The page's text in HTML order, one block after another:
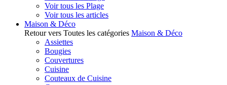
Voir tous les Plage
Voir tous les articles
Maison & Déco
Retour vers Toutes les catégories Maison & Déco
Assiettes
Bougies
Couvertures
Cuisine
Couteaux de Cuisine